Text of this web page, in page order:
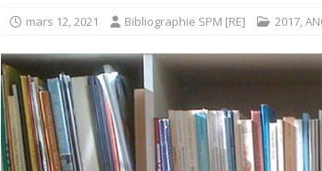
mars 12, 2021 Bibliographie SPM [RE] 2017,